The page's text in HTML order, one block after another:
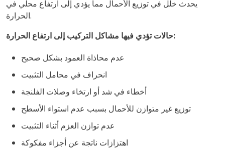
يحدث خلل في توزيع الأحمال مما يؤدي إلى ارتفاع محلي في
الحرارة.
حالات تؤدي فيها مشاكل التركيب إلى ارتفاع الحرارة:
عدم محاذاة العمود بشكل صحيح
انحراف في محامل التثبيت
أخطاء في شد أو ارتخاء وصلات الفلنجة
توزيع غير متوازن للأحمال بسبب عدم استواء الأسطح
عدم توازن العزم أثناء التثبيت
اهتزازات ناتجة عن أجزاء مفكوكة